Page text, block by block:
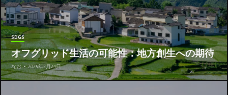
SDGS
オフグリッド生活の可能性：地方創生への期待
なお • 2025年2月24日